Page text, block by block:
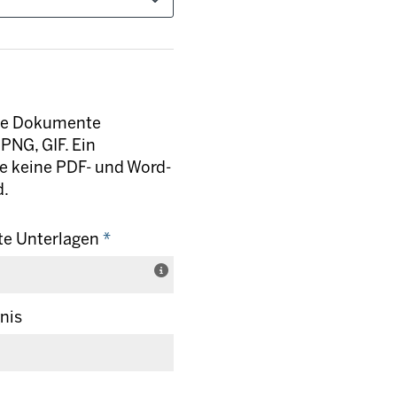
Dokumente
GIF. Ein
PDF- und Word-
Unterlagen*